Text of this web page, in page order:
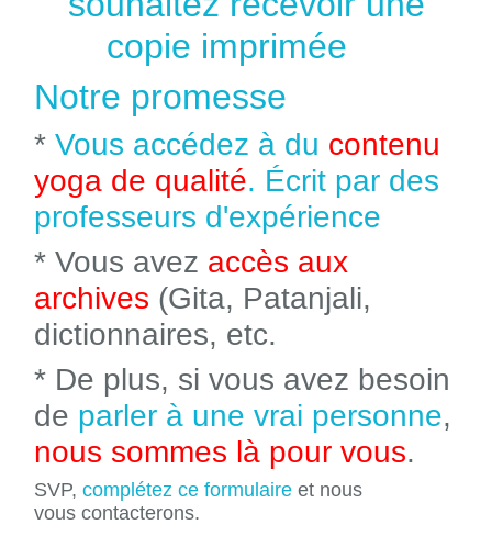
copie imprimée
Notre promesse
* Vous accédez à du contenu
yoga de qualité. Écrit par des
professeurs d'expérience
* Vous avez accès aux
archives (Gita, Patanjali,
dictionnaires, etc.
* De plus, si vous avez besoin
de parler à une vrai personne,
nous sommes là pour vous.
SVP, complétez ce formulaire et nous
vous contacterons.